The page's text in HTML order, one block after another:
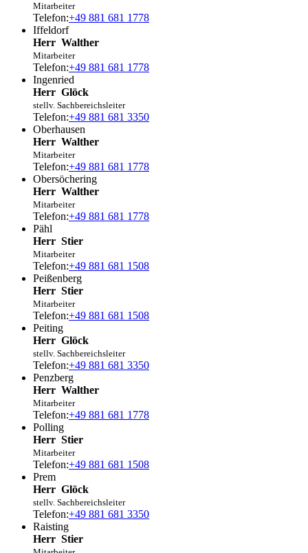
Mitarbeiter
Telefon:+49 881 681 1778
Iffeldorf
Herr Walther
Mitarbeiter
Telefon:+49 881 681 1778
Ingenried
Herr Glöck
stellv. Sachbereichsleiter
Telefon:+49 881 681 3350
Oberhausen
Herr Walther
Mitarbeiter
Telefon:+49 881 681 1778
Obersöchering
Herr Walther
Mitarbeiter
Telefon:+49 881 681 1778
Pähl
Herr Stier
Mitarbeiter
Telefon:+49 881 681 1508
Peißenberg
Herr Stier
Mitarbeiter
Telefon:+49 881 681 1508
Peiting
Herr Glöck
stellv. Sachbereichsleiter
Telefon:+49 881 681 3350
Penzberg
Herr Walther
Mitarbeiter
Telefon:+49 881 681 1778
Polling
Herr Stier
Mitarbeiter
Telefon:+49 881 681 1508
Prem
Herr Glöck
stellv. Sachbereichsleiter
Telefon:+49 881 681 3350
Raisting
Herr Stier